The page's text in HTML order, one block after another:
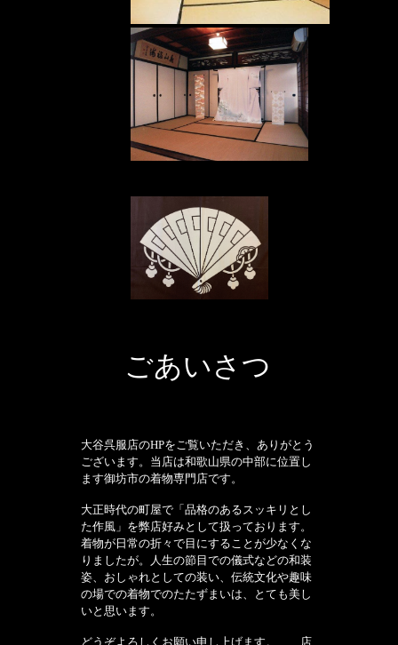
ごあいさつ
大谷呉服店のHPをご覧いただき、ありがとう
ございます。当店は和歌山県の中部に位置し
ます御坊市の着物専門店です。
大正時代の町屋で「品格のあるスッキリとし
た作風」を弊店好みとして扱っております。
着物が日常の折々で目にすることが少なくな
りましたが。人生の節目での儀式などの和装
姿、おしゃれとしての装い、伝統文化や趣味
の場での着物でのたたずまいは、とても美し
いと思います。
どうぞよろしくお願い申し上げます。 店